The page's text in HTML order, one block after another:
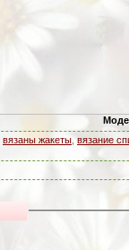
вязаны жакеты ,вязание